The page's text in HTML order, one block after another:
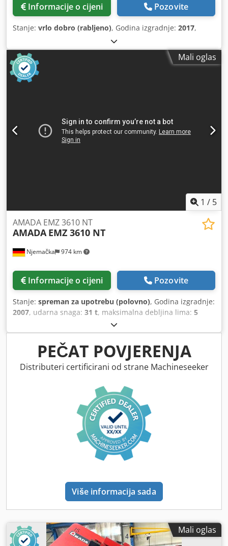
Informacije o cijeni Pozovite
Stanje: vrlo dobro (rabljeno), Godina izgradnje: 2017,
Mali oglas
1 / 5
Njemačka 974 km
AMADA EMZ 3610 NT
AMADA EMZ 3610 NT
Informacije o cijeni Pozovite
Stanje: spreman za upotrebu (polovno), Godina izgradnje:
2007, udarna snaga: 31 t, maksimalna debljina lima: 5
2.500 mm
mm, ukupna masa:21.000 kg, opterećenje stola:160 kg,
broj osovina: 2,
PEČAT POVJERENJA
Distributeri certificirani od strane Machineseeker
Više informacija sada
Mali oglas